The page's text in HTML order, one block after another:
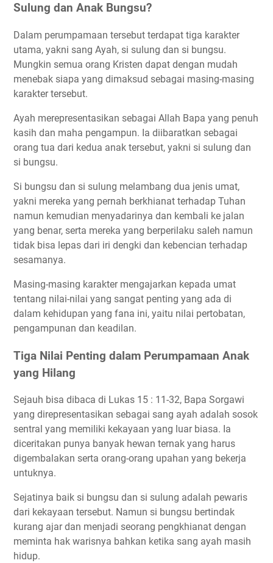
Sulung dan Anak Bungsu?
Dalam perumpamaan tersebut terdapat tiga karakter
utama, yakni sang Ayah, si sulung dan si bungsu.
Mungkin semua orang Kristen dapat dengan mudah
menebak siapa yang dimaksud sebagai masing-masing
karakter tersebut.
Ayah merepresentasikan sebagai Allah Bapa yang penuh
kasih dan maha pengampun. Ia diibaratkan sebagai
orang tua dari kedua anak tersebut, yakni si sulung dan
si bungsu.
Si bungsu dan si sulung melambang dua jenis umat,
yakni mereka yang pernah berkhianat terhadap Tuhan
namun kemudian menyadarinya dan kembali ke jalan
yang benar, serta mereka yang berperilaku saleh namun
tidak bisa lepas dari iri dengki dan kebencian terhadap
sesamanya.
Masing-masing karakter mengajarkan kepada umat
tentang nilai-nilai yang sangat penting yang ada di
dalam kehidupan yang fana ini, yaitu nilai pertobatan,
pengampunan dan keadilan.
Tiga Nilai Penting dalam Perumpamaan Anak
yang Hilang
Sejauh bisa dibaca di Lukas 15 : 11-32, Bapa Sorgawi
yang direpresentasikan sebagai sang ayah adalah sosok
sentral yang memiliki kekayaan yang luar biasa. Ia
diceritakan punya banyak hewan ternak yang harus
digembalakan serta orang-orang upahan yang bekerja
untuknya.
Sejatinya baik si bungsu dan si sulung adalah pewaris
dari kekayaan tersebut. Namun si bungsu bertindak
kurang ajar dan menjadi seorang pengkhianat dengan
meminta hak warisnya bahkan ketika sang ayah masih
hidup.